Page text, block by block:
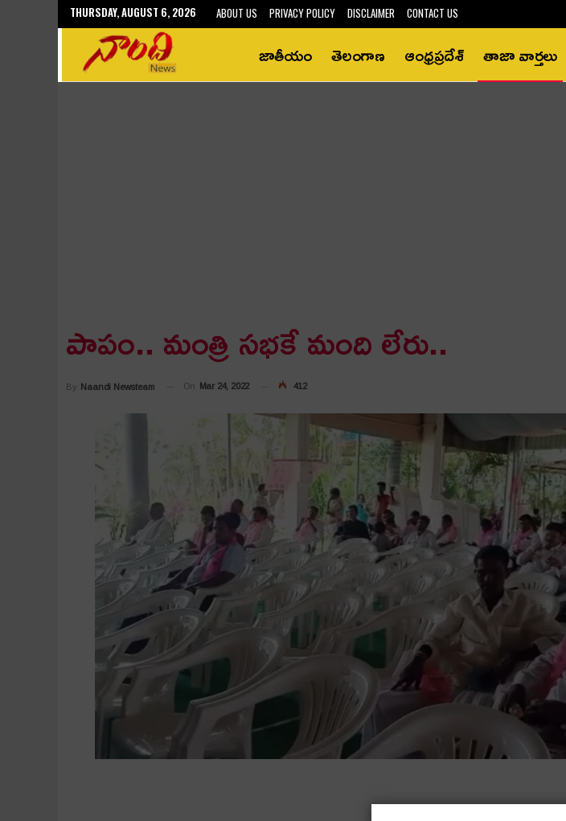
THURSDAY, AUGUST 6, 2026 ABOUT US PRIVACY POLICY DISCLAIMER CONTACT US
జాతీయం తెలంగాణ ఆంధ్రప్రదేశ్‌ తాజా వార్తలు
పాపం.. మంత్రి స‌భ‌కే మంది లేరు..
By Naandi Newsteam On Mar 24, 2022 412